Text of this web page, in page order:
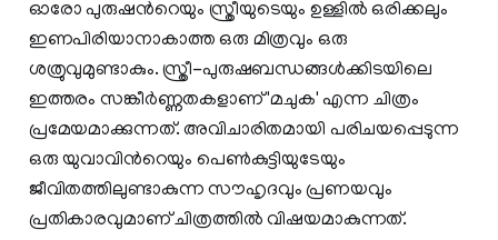
ഓരോ പുരുഷന്‍റെയും സ്ത്രീയുടെയും ഉള്ളില്‍ ഒരിക്കലും
ഇണപിരിയാനാകാത്ത ഒരു മിത്രവും ഒരു
ശത്രുവുമുണ്ടാകും. സ്ത്രീ-പുരുഷബന്ധങ്ങള്‍ക്കിടയിലെ
ഇത്തരം സങ്കീര്‍ണ്ണതകളാണ് 'മചുക' എന്ന ചിത്രം
പ്രമേയമാക്കുന്നത്. അവിചാരിതമായി പരിചയപ്പെടുന്ന
ഒരു യുവാവിന്‍റെയും പെണ്‍കുട്ടിയുടേയും
ജീവിതത്തിലുണ്ടാകുന്ന സൗഹൃദവും പ്രണയവും
പ്രതികാരവുമാണ് ചിത്രത്തില്‍ വിഷയമാകുന്നത്.